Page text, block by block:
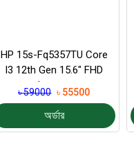
HP 15s-Fq5357TU Core
I3 12th Gen 15.6" FHD
Laptop
৳ 59000 ৳ 55500
অর্ডার